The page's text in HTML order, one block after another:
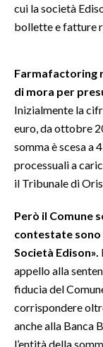
NOTIZIE
EVENTI
3 MINUTI CON
INSULARITÀ
INFO AZIENDE
ABBONATI
NECROLOGI
PUBBLICITÀ
SPIAGGE
STORE
cui la società
bollette e fatture
Farmafactoring
di mora per
Inizialmente la
euro, da ottobre
somma è scesa a
processuali a
il Tribunale di
Però il Comune
contestate sono
Società Edison».
appello alla
fiducia del
corrispondere
anche alla Banca
l’entità della